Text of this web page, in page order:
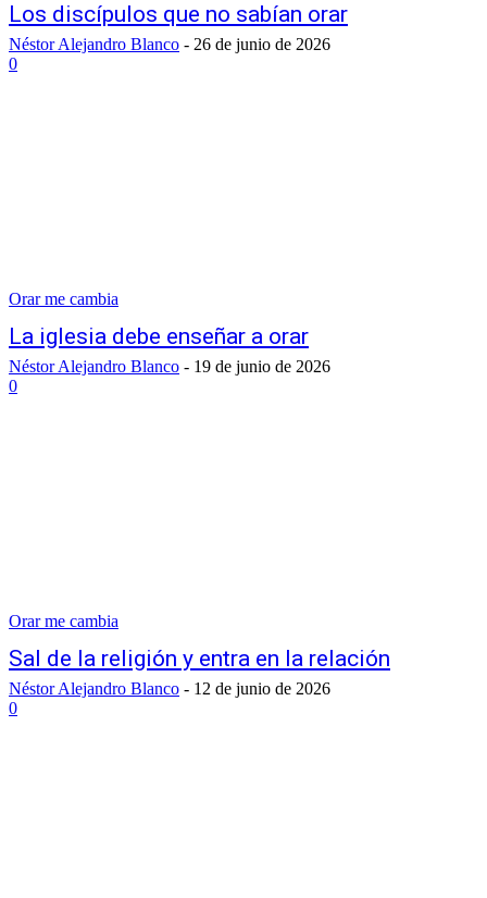
Los discípulos que no sabían orar
Néstor Alejandro Blanco - 26 de junio de 2026
0
Orar me cambia
La iglesia debe enseñar a orar
Néstor Alejandro Blanco - 19 de junio de 2026
0
Orar me cambia
Sal de la religión y entra en la relación
Néstor Alejandro Blanco - 12 de junio de 2026
0